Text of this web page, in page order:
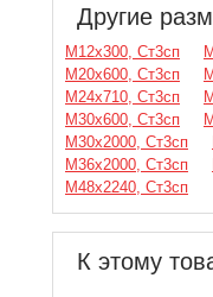
Другие
М12х300, Ст3сп
М20х600, Ст3сп
М24х710, Ст3сп
М30х600, Ст3сп
М30х2000, Ст3сп
М36х2000, Ст3сп
М48х2240, Ст3сп
К этому